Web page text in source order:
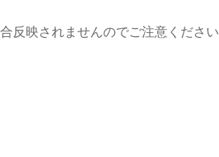
反映されませんのでご注意ください